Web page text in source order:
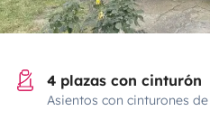
4 plazas con cinturón
Asientos con cinturones